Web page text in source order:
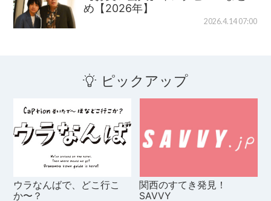
め【2026年】
2026.4.14 07:00
ピックアップ
ウラなんばで、どこ行こ
か〜？
関西のすてき発見！
SAVVY